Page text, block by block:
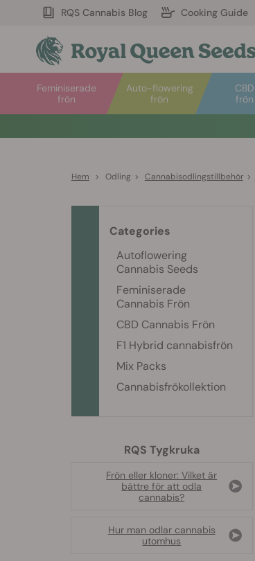
RQS Cannabis Blog Cooking Guide
Auto-flowering
frön
Feminiserade
frön
CBD
frön
Hem > Odling > Cannabisodlingstillbehör >
Categories
Autoflowering
Cannabis Seeds
Feminiserade
Cannabis Frön
CBD Cannabis Frön
F1 Hybrid cannabisfrön
Mix Packs
Cannabisfrökollektion
RQS Tygkruka
Frön eller kloner: Vilket är
bättre för att odla
cannabis?
Hur man odlar cannabis
utomhus